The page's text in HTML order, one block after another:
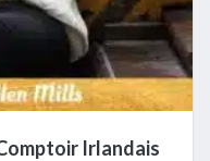
Irlandais